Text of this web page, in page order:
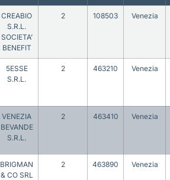
CREABIO
S.R.L.
SOCIETA’
BENEFIT
2 108503 Venezia
5ESSE
S.R.L.
2 463210 Venezia
VENEZIA
BEVANDE
S.R.L.
2 463410 Venezia
BRIGMAN
& CO SRL
2 463890 Venezia